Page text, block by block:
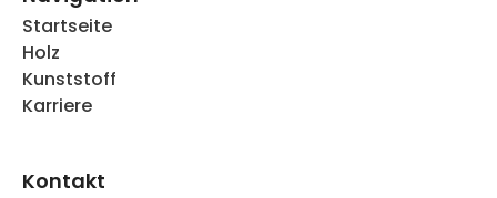
Startseite
Holz
Kunststoff
Karriere
Kontakt